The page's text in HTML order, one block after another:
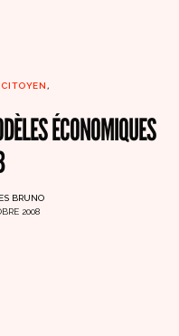
,
ÉCONOMIQUES
BRUNO
2008